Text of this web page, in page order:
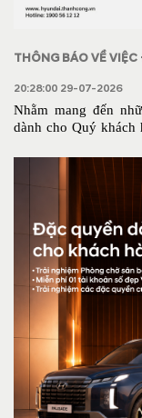
THÔNG BÁO VỀ
HYUNDAI
20:28:00 29-07-2026
Nhằm mang đến
dành cho Quý khách
quyền lợi và ưu đãi